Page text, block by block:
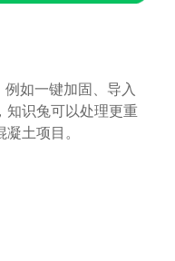
如一键加固、导入
识兔可以处理更重
土项目。